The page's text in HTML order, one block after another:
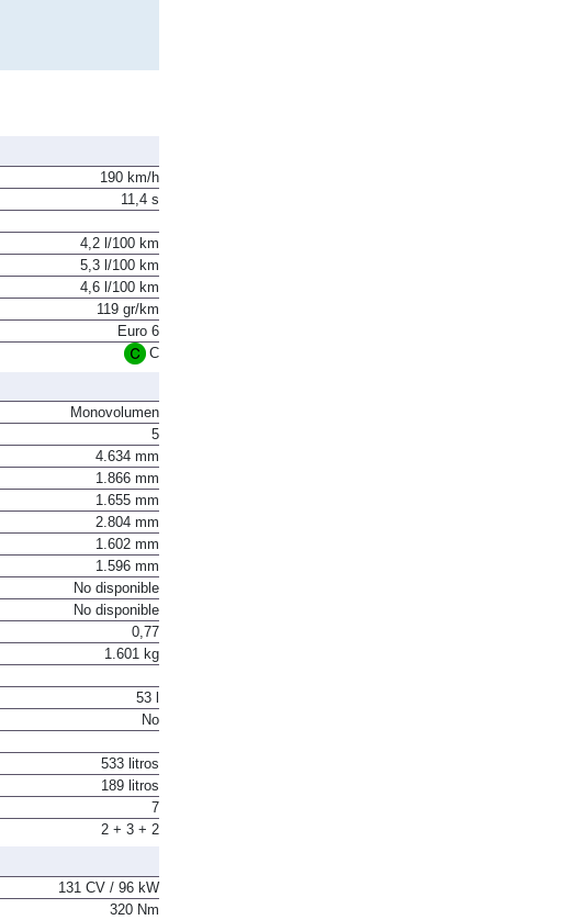
190 km/h
11,4 s
4,2 l/100 km
5,3 l/100 km
4,6 l/100 km
119 gr/km
Euro 6
C
Monovolumen
5
4.634 mm
1.866 mm
1.655 mm
2.804 mm
1.602 mm
1.596 mm
No disponible
No disponible
0,77
1.601 kg
53 l
No
533 litros
189 litros
7
2 + 3 + 2
131 CV / 96 kW
320 Nm